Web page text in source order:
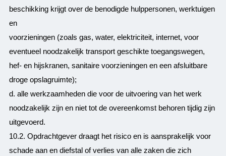
beschikking krijgt over de benodigde hulppersonen, werktuigen
en
voorzieningen (zoals gas, water, elektriciteit, internet, voor
eventueel noodzakelijk transport geschikte toegangswegen,
hef- en hijskranen, sanitaire voorzieningen en een afsluitbare
droge opslagruimte);
d. alle werkzaamheden die voor de uitvoering van het werk
noodzakelijk zijn en niet tot de overeenkomst behoren tijdig zijn
uitgevoerd.
10.2. Opdrachtgever draagt het risico en is aansprakelijk voor
schade aan en diefstal of verlies van alle zaken die zich